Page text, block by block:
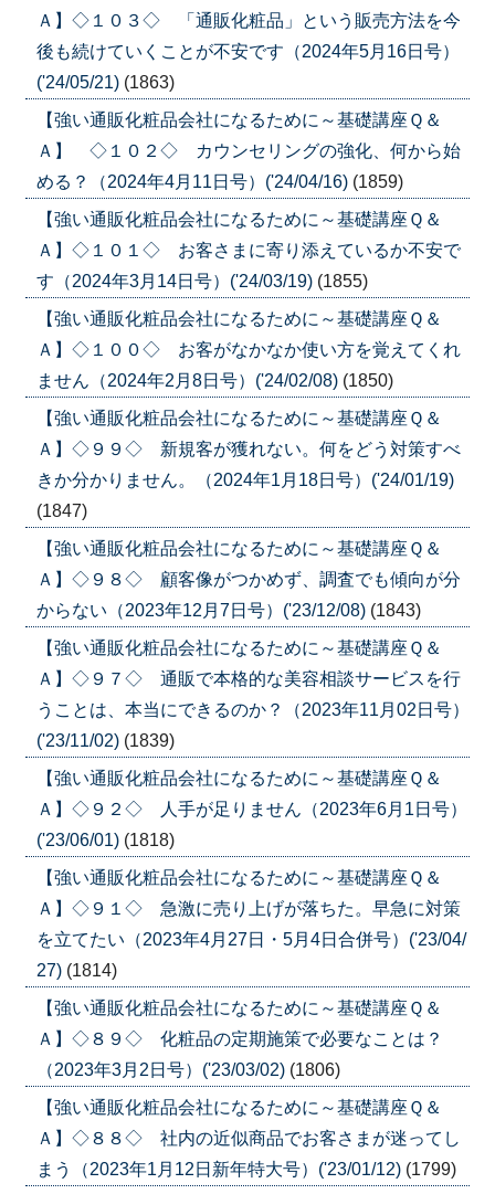
Ａ】◇１０３◇ 「通販化粧品」という販売方法を今
後も続けていくことが不安です（2024年5月16日号）
('24/05/21) (1863)
【強い通販化粧品会社になるために～基礎講座Ｑ＆
Ａ】 ◇１０２◇ カウンセリングの強化、何から始
める？（2024年4月11日号）('24/04/16) (1859)
【強い通販化粧品会社になるために～基礎講座Ｑ＆
Ａ】◇１０１◇ お客さまに寄り添えているか不安で
す（2024年3月14日号）('24/03/19) (1855)
【強い通販化粧品会社になるために～基礎講座Ｑ＆
Ａ】◇１００◇ お客がなかなか使い方を覚えてくれ
ません（2024年2月8日号）('24/02/08) (1850)
【強い通販化粧品会社になるために～基礎講座Ｑ＆
Ａ】◇９９◇ 新規客が獲れない。何をどう対策すべ
きか分かりません。（2024年1月18日号）('24/01/19)
(1847)
【強い通販化粧品会社になるために～基礎講座Ｑ＆
Ａ】◇９８◇ 顧客像がつかめず、調査でも傾向が分
からない（2023年12月7日号）('23/12/08) (1843)
【強い通販化粧品会社になるために～基礎講座Ｑ＆
Ａ】◇９７◇ 通販で本格的な美容相談サービスを行
うことは、本当にできるのか？（2023年11月02日号）
('23/11/02) (1839)
【強い通販化粧品会社になるために～基礎講座Ｑ＆
Ａ】◇９２◇ 人手が足りません（2023年6月1日号）
('23/06/01) (1818)
【強い通販化粧品会社になるために～基礎講座Ｑ＆
Ａ】◇９１◇ 急激に売り上げが落ちた。早急に対策
を立てたい（2023年4月27日・5月4日合併号）('23/04/
27) (1814)
【強い通販化粧品会社になるために～基礎講座Ｑ＆
Ａ】◇８９◇ 化粧品の定期施策で必要なことは？
（2023年3月2日号）('23/03/02) (1806)
【強い通販化粧品会社になるために～基礎講座Ｑ＆
Ａ】◇８８◇ 社内の近似商品でお客さまが迷ってし
まう（2023年1月12日新年特大号）('23/01/12) (1799)